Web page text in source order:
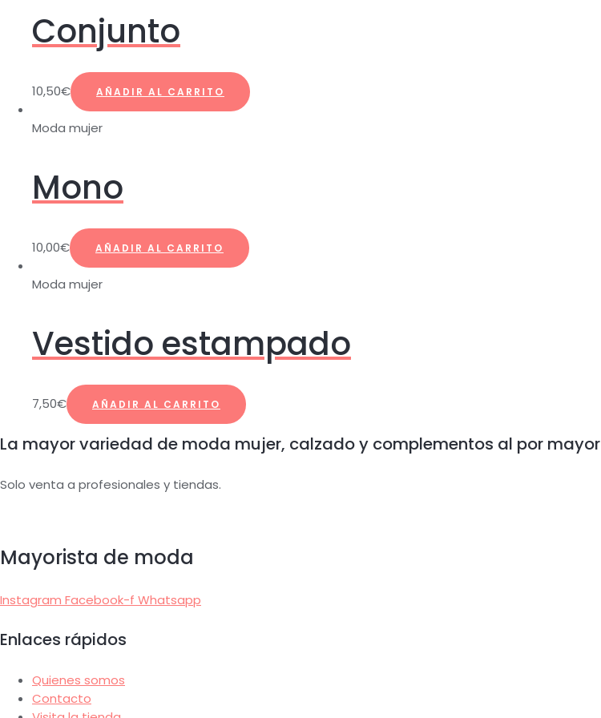
Conjunto
10,50€ AÑADIR AL CARRITO
Moda mujer
Mono
10,00€ AÑADIR AL CARRITO
Moda mujer
Vestido estampado
7,50€ AÑADIR AL CARRITO
La mayor variedad de moda mujer, calzado y complementos al por mayor
Solo venta a profesionales y tiendas.
Mayorista de moda
Instagram Facebook-f Whatsapp
Enlaces rápidos
Quienes somos
Contacto